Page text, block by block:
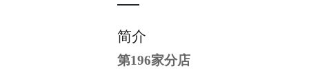
简介
第196家分店